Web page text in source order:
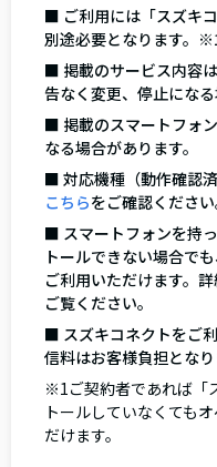
■ ご利用には「スズキ
別途必要となります。
■ 掲載のサービス内容
告なく変更、停止になる
■ 掲載のスマートフォ
なる場合があります。
■ 対応機種（動作確認
こちらをご確認ください
■ スマートフォンを持
トールできない場合で
ご利用いただけます。
ご覧ください。
■ スズキコネクトをご
信料はお客様負担となり
※1ご契約者であれば「
トールしていなくても
だけます。